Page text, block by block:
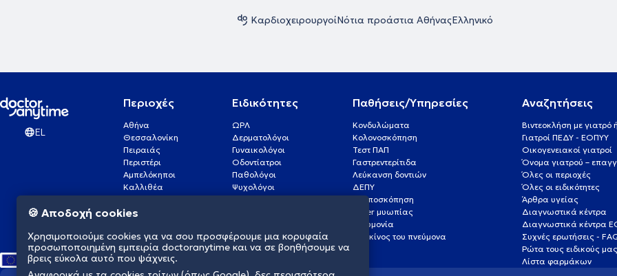
ΚαρδιοχειρουργοίΝότια προάστια ΑθήναςΕλληνικό
EL
Περιοχές
Αθήνα
Θεσσαλονίκη
Πειραιάς
Περιστέρι
Αμπελόκηποι
Καλλιθέα
Πάτρα
Γλυφάδα
Νέα Σμύρνη
Ειδικότητες
ΩΡΛ
Δερματολόγοι
Γυναικολόγοι
Οδοντίατροι
Παθολόγοι
Ψυχολόγοι
Οφθαλμίατροι
Καρδιολόγοι
Παθήσεις/Υπηρεσίες
Κονδυλώματα
Κολονοσκόπηση
Τεστ ΠΑΠ
Γαστρεντερίτιδα
Λεύκανση δοντιών
ΔΕΠΥ
Κολποσκόπηση
Laser μυωπίας
Πνευμονία
Καρκίνος του πνεύμονα
Αναζητήσεις
Βιντεοκλήση με
Γιατροί ΠΕΔΥ - ΕΟΠΥΥ
Οικογενειακοί γιατροί
Όνομα γιατρού –
Όλες οι περιοχές
Όλες οι ειδικότητες
Άρθρα υγείας
Διαγνωστικά κέντρα
Διαγνωστικά κέντρα
Συχνές ερωτήσεις -
Ρώτα τους ειδικούς μας
Λίστα φαρμάκων
🍪 Αποδοχή cookies
Χρησιμοποιούμε cookies για να σου προσφέρουμε μια κορυφαία
προσωποποιημένη εμπειρία doctoranytime και να σε βοηθήσουμε να
βρεις εύκολα αυτό που ψάχνεις.